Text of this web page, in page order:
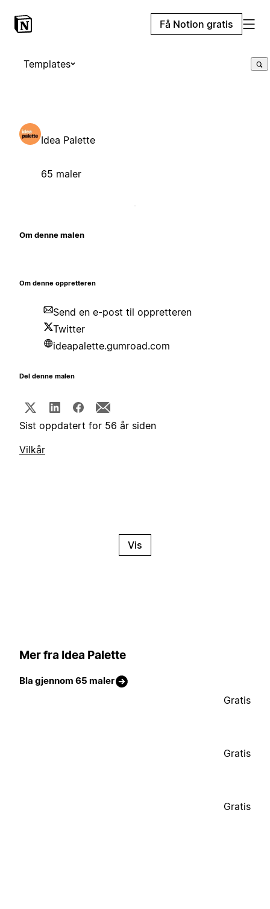
Få Notion gratis
Templates
Idea Palette
65 maler
Om denne malen
Om denne oppretteren
Send en e-post til oppretteren
Twitter
ideapalette.gumroad.com
Del denne malen
Sist oppdatert for 56 år siden
Vilkår
Vis
Mer fra Idea Palette
Bla gjennom 65 maler
Gratis
Gratis
Gratis